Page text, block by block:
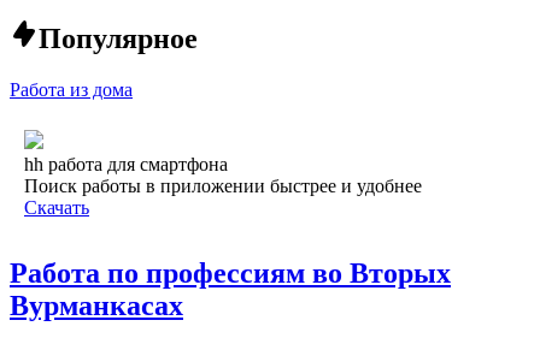
Популярное
Работа из дома
hh работа для смартфона
Поиск работы в приложении быстрее и удобнее
Скачать
Работа по профессиям во Вторых
Вурманкасах